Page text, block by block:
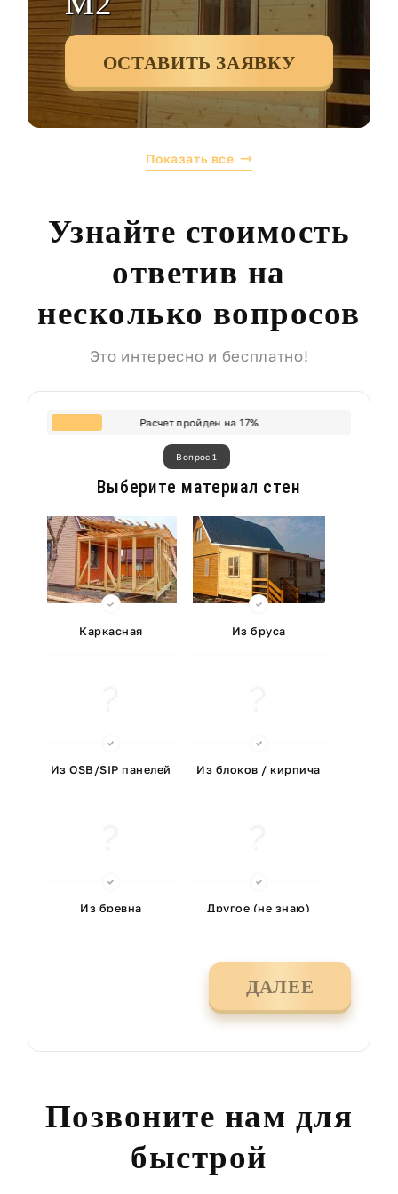
ОСТАВИТЬ ЗАЯВКУ
Показать все
Узнайте стоимость
ответив на
несколько вопросов
Это интересно и бесплатно!
Расчет пройден на17%
Вопрос 1
Выберите материал стен
Каркасная Из бруса
Из OSB/SIP панелей Из блоков / кирпича
Из бревна Другое (не знаю)
ДАЛЕЕ
Позвоните нам для
быстрой